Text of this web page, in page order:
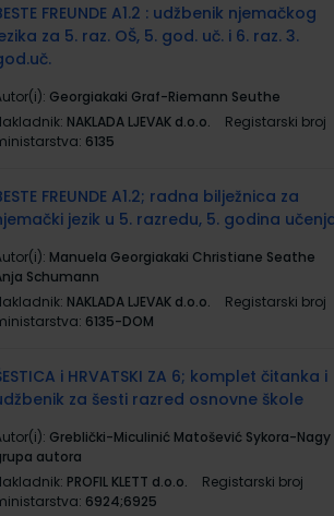
FREUNDE A1.2 : udžbenik njemačkog
za 5. raz. OŠ, 5. god. uč. i 6. raz. 3.
Georgiakaki Graf-Riemann Seuthe
NAKLADA LJEVAK d.o.o.
Registarski broj
6135
FREUNDE A1.2; radna bilježnica za
jezik u 5. razredu, 5. godina
Manuela Georgiakaki Christiane Seathe
Schumann
NAKLADA LJEVAK d.o.o.
Registarski broj
6135-DOM
i HRVATSKI ZA 6; komplet čitanka i
za šesti razred osnovne škole
Greblički-Miculinić Matošević Sykora-Nagy
autora
PROFIL KLETT d.o.o.
Registarski broj
6924;6925